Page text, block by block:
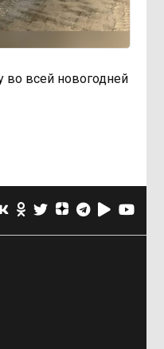
всей новогодней